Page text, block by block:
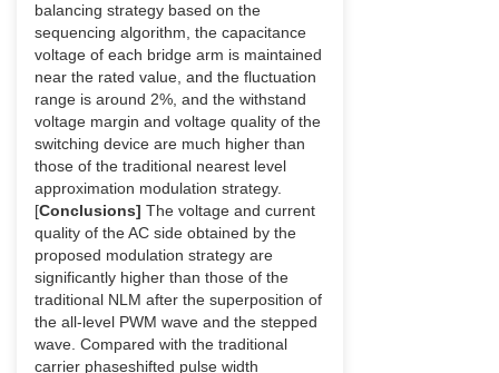
balancing strategy based on the
sequencing algorithm, the capacitance
voltage of each bridge arm is maintained
near the rated value, and the fluctuation
range is around 2%, and the withstand
voltage margin and voltage quality of the
switching device are much higher than
those of the traditional nearest level
approximation modulation strategy.
[Conclusions] The voltage and current
quality of the AC side obtained by the
proposed modulation strategy are
significantly higher than those of the
traditional NLM after the superposition of
the all-level PWM wave and the stepped
wave. Compared with the traditional
carrier phaseshifted pulse width